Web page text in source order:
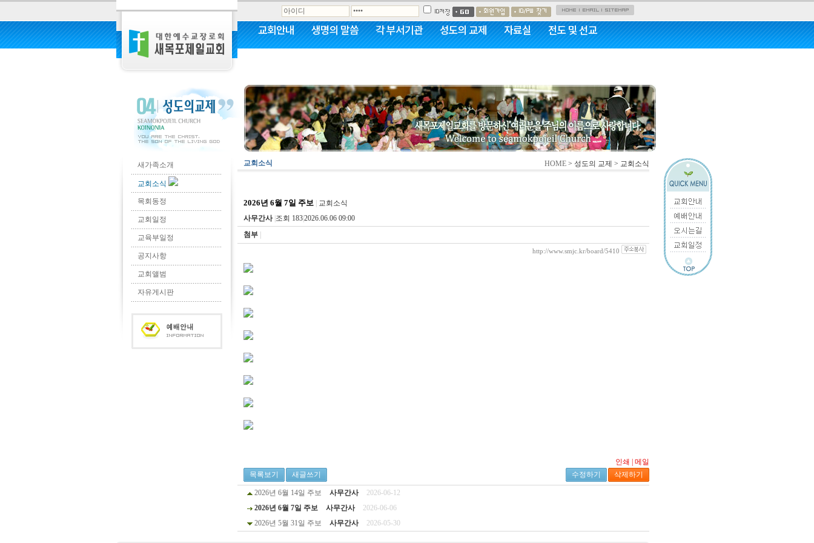
교회안내 생명의 말씀 각 부서기관 성도의 교제 자료실 전도 및 선교
새가족소개
교회소식
목회동정
교회일정
교육부일정
공지사항
교회앨범
자유게시판
교회소식 HOME > 성도의 교제 > 교회소식
2026년 6월 7일 주보
교회소식
사무간사 조회 1832026.06.06 09:00
첨부
http://www.smjc.kr/board/5410
인쇄
메일
목록보기
새글쓰기 수정하기 삭제하기
2026년 6월 14일 주보 사무간사
2026-06-12
2026년 6월 7일 주보
사무간사
2026-06-06
2026년 5월 31일 주보
사무간사 2026-05-30